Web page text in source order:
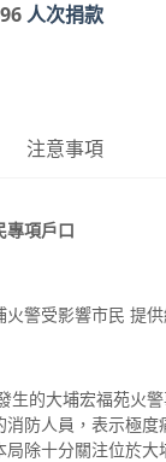
人次捐款
注意事項
專項戶口
火警受影響市民 提
生的大埔宏福苑火
消防人員，表示極
局除十分關注位於